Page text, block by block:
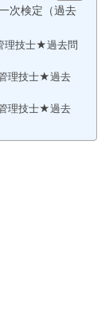
次検定（過去
理技士★過去問
理技士★過去
理技士★過去